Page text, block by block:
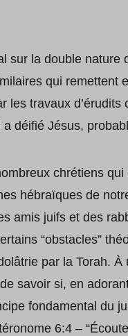
sur la double nature
qui remettent
les travaux
a déifié Jésus,
chrétiens
hébraïques de
amis juifs et des
“obstacles”
par la Torah.
savoir si, en
fondamental du
6:4 –